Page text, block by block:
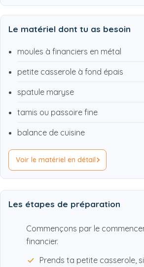
Le matériel dont tu as besoin
moules à financiers en métal
petite casserole à fond épais
spatule maryse
tamis ou passoire fine
balance de cuisine
Voir le matériel en détail
Les étapes de préparation
Commençons par le
financier.
Prends ta petite casserole,